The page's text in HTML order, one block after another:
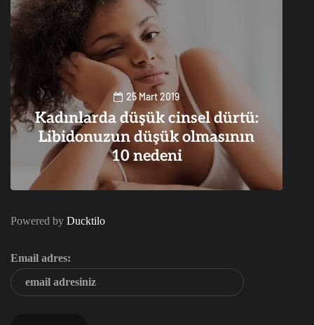
25 Mart 2019
Kadınlarda düşük cinsel dürtü:
Libidonuzun düşük olmasının
10 nedeni
Powered by Ducktilo
Email adres: